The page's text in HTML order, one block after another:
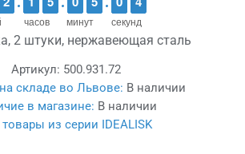
часов минут секунд
3
2 штуки, нержавеющая сталь
Артикул: 500.931.72
складе во Львове: В наличии
в магазине: В наличии
товары из серии IDEALISK